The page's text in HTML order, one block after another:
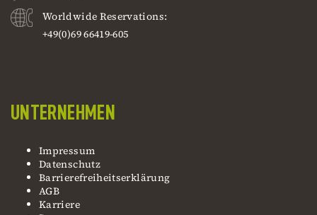
Worldwide Reservations:
+49(0)69 66419-605
UNTERNEHMEN
Impressum
Datenschutz
Barrierefreiheitserklärung
AGB
Karriere